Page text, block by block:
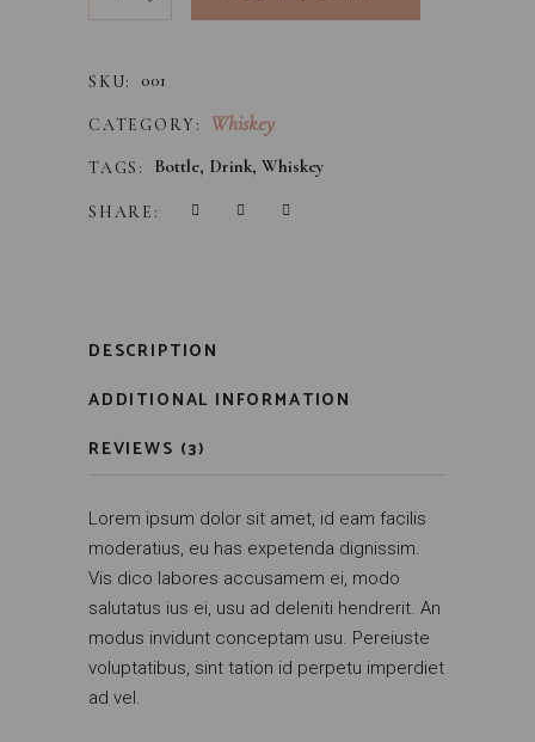
SKU: 001
CATEGORY: Whiskey
TAGS: Bottle, Drink,Whiskey
SHARE:
DESCRIPTION
ADDITIONAL INFORMATION
REVIEWS (3)
Lorem ipsum dolor sit amet, id eam facilis
moderatius, eu has expetenda dignissim.
Vis dico labores accusamem ei, modo
salutatus ius ei, usu ad deleniti hendrerit. An
modus invidunt conceptam usu. Pereiuste
voluptatibus, sint tation id perpetu imperdiet
ad vel.